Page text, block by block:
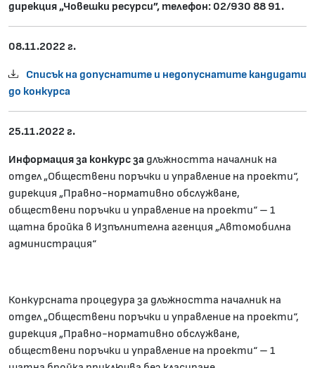
дирекция „Човешки ресурси”, телефон: 02/930 88 91.
08.11.2022 г.
Списък на допуснатите и недопуснатите кандидати
до конкурса
25.11.2022 г.
Информация за конкурс за длъжността началник на
отдел „Обществени поръчки и управление на проекти“,
дирекция „Правно-нормативно обслужване,
обществени поръчки и управление на проекти“ – 1
щатна бройка в Изпълнителна агенция „Автомобилна
администрация“
Конкурсната процедура за длъжността началник на
отдел „Обществени поръчки и управление на проекти“,
дирекция „Правно-нормативно обслужване,
обществени поръчки и управление на проекти“ – 1